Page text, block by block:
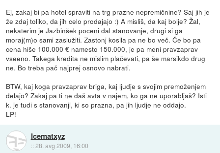
Ej, zakaj bi pa hotel spraviti na trg prazne nepremičnine? Saj jih je
že zdaj toliko, da jih celo prodajajo :) A misliš, da kaj bolje? Žal,
nekaterim je Jazbinšek poceni dal stanovanje, drugi si ga
moraj(m)o sami zaslužiti. Zastonj kosila pa ne bo več. Če bo pa
cena hiše 100.000 € namesto 150.000, je pa meni pravzaprav
vseeno. Takega kredita ne mislim plačevati, pa še marsikdo drug
ne. Bo treba pač najprej osnovo nabrati.
BTW, kaj koga pravzaprav briga, kaj ljudje s svojim premoženjem
delajo? Zakaj pa ti ne daš avta v najem, ko ga ne uporabljaš? Isti
k. je tudi s stanovanji, ki so prazna, pa jih ljudje ne oddajo.
LP!
Icematxyz
::28. avg 2009, 16:00